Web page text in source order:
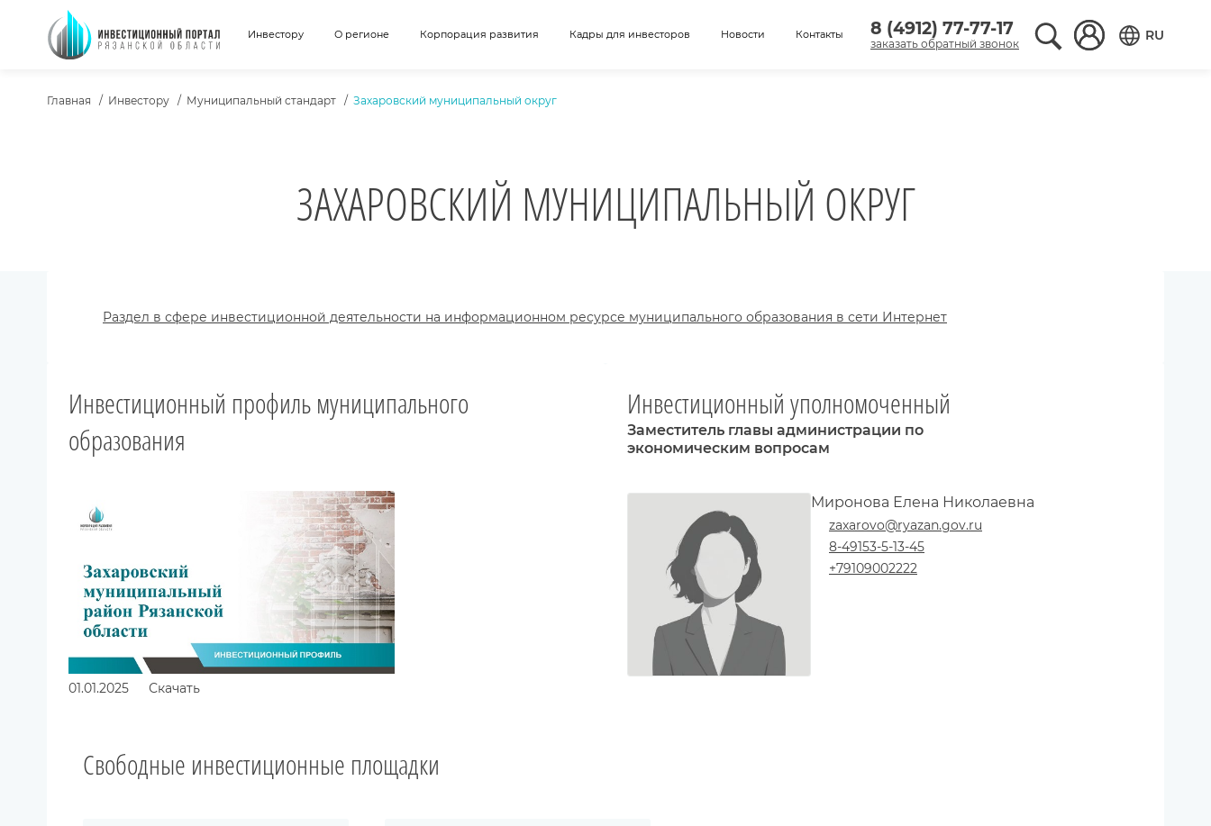
Инвестору О регионе Корпорация развития Кадры для инвесторов Новости Контакты 8 (4912) 77-77-17
заказать обратный звонок
Поиск по сайту
Вход в аккаунт
RU
ХЛЕБНЫЕ КРОШКИ
Главная Инвестору Муниципальный стандарт Захаровский муниципальный округ
ЗАХАРОВСКИЙ МУНИЦИПАЛЬНЫЙ ОКРУГ
Раздел в сфере инвестиционной деятельности на информационном ресурсе муниципального образования в сети Интернет
Инвестиционный профиль муниципального
образования
01.01.2025 Скачать
Инвестиционный уполномоченный
Заместитель главы администрации по
экономическим вопросам
Миронова Елена Николаевна
zaxarovo@ryazan.gov.ru
8-49153-5-13-45
+79109002222
Свободные инвестиционные площадки